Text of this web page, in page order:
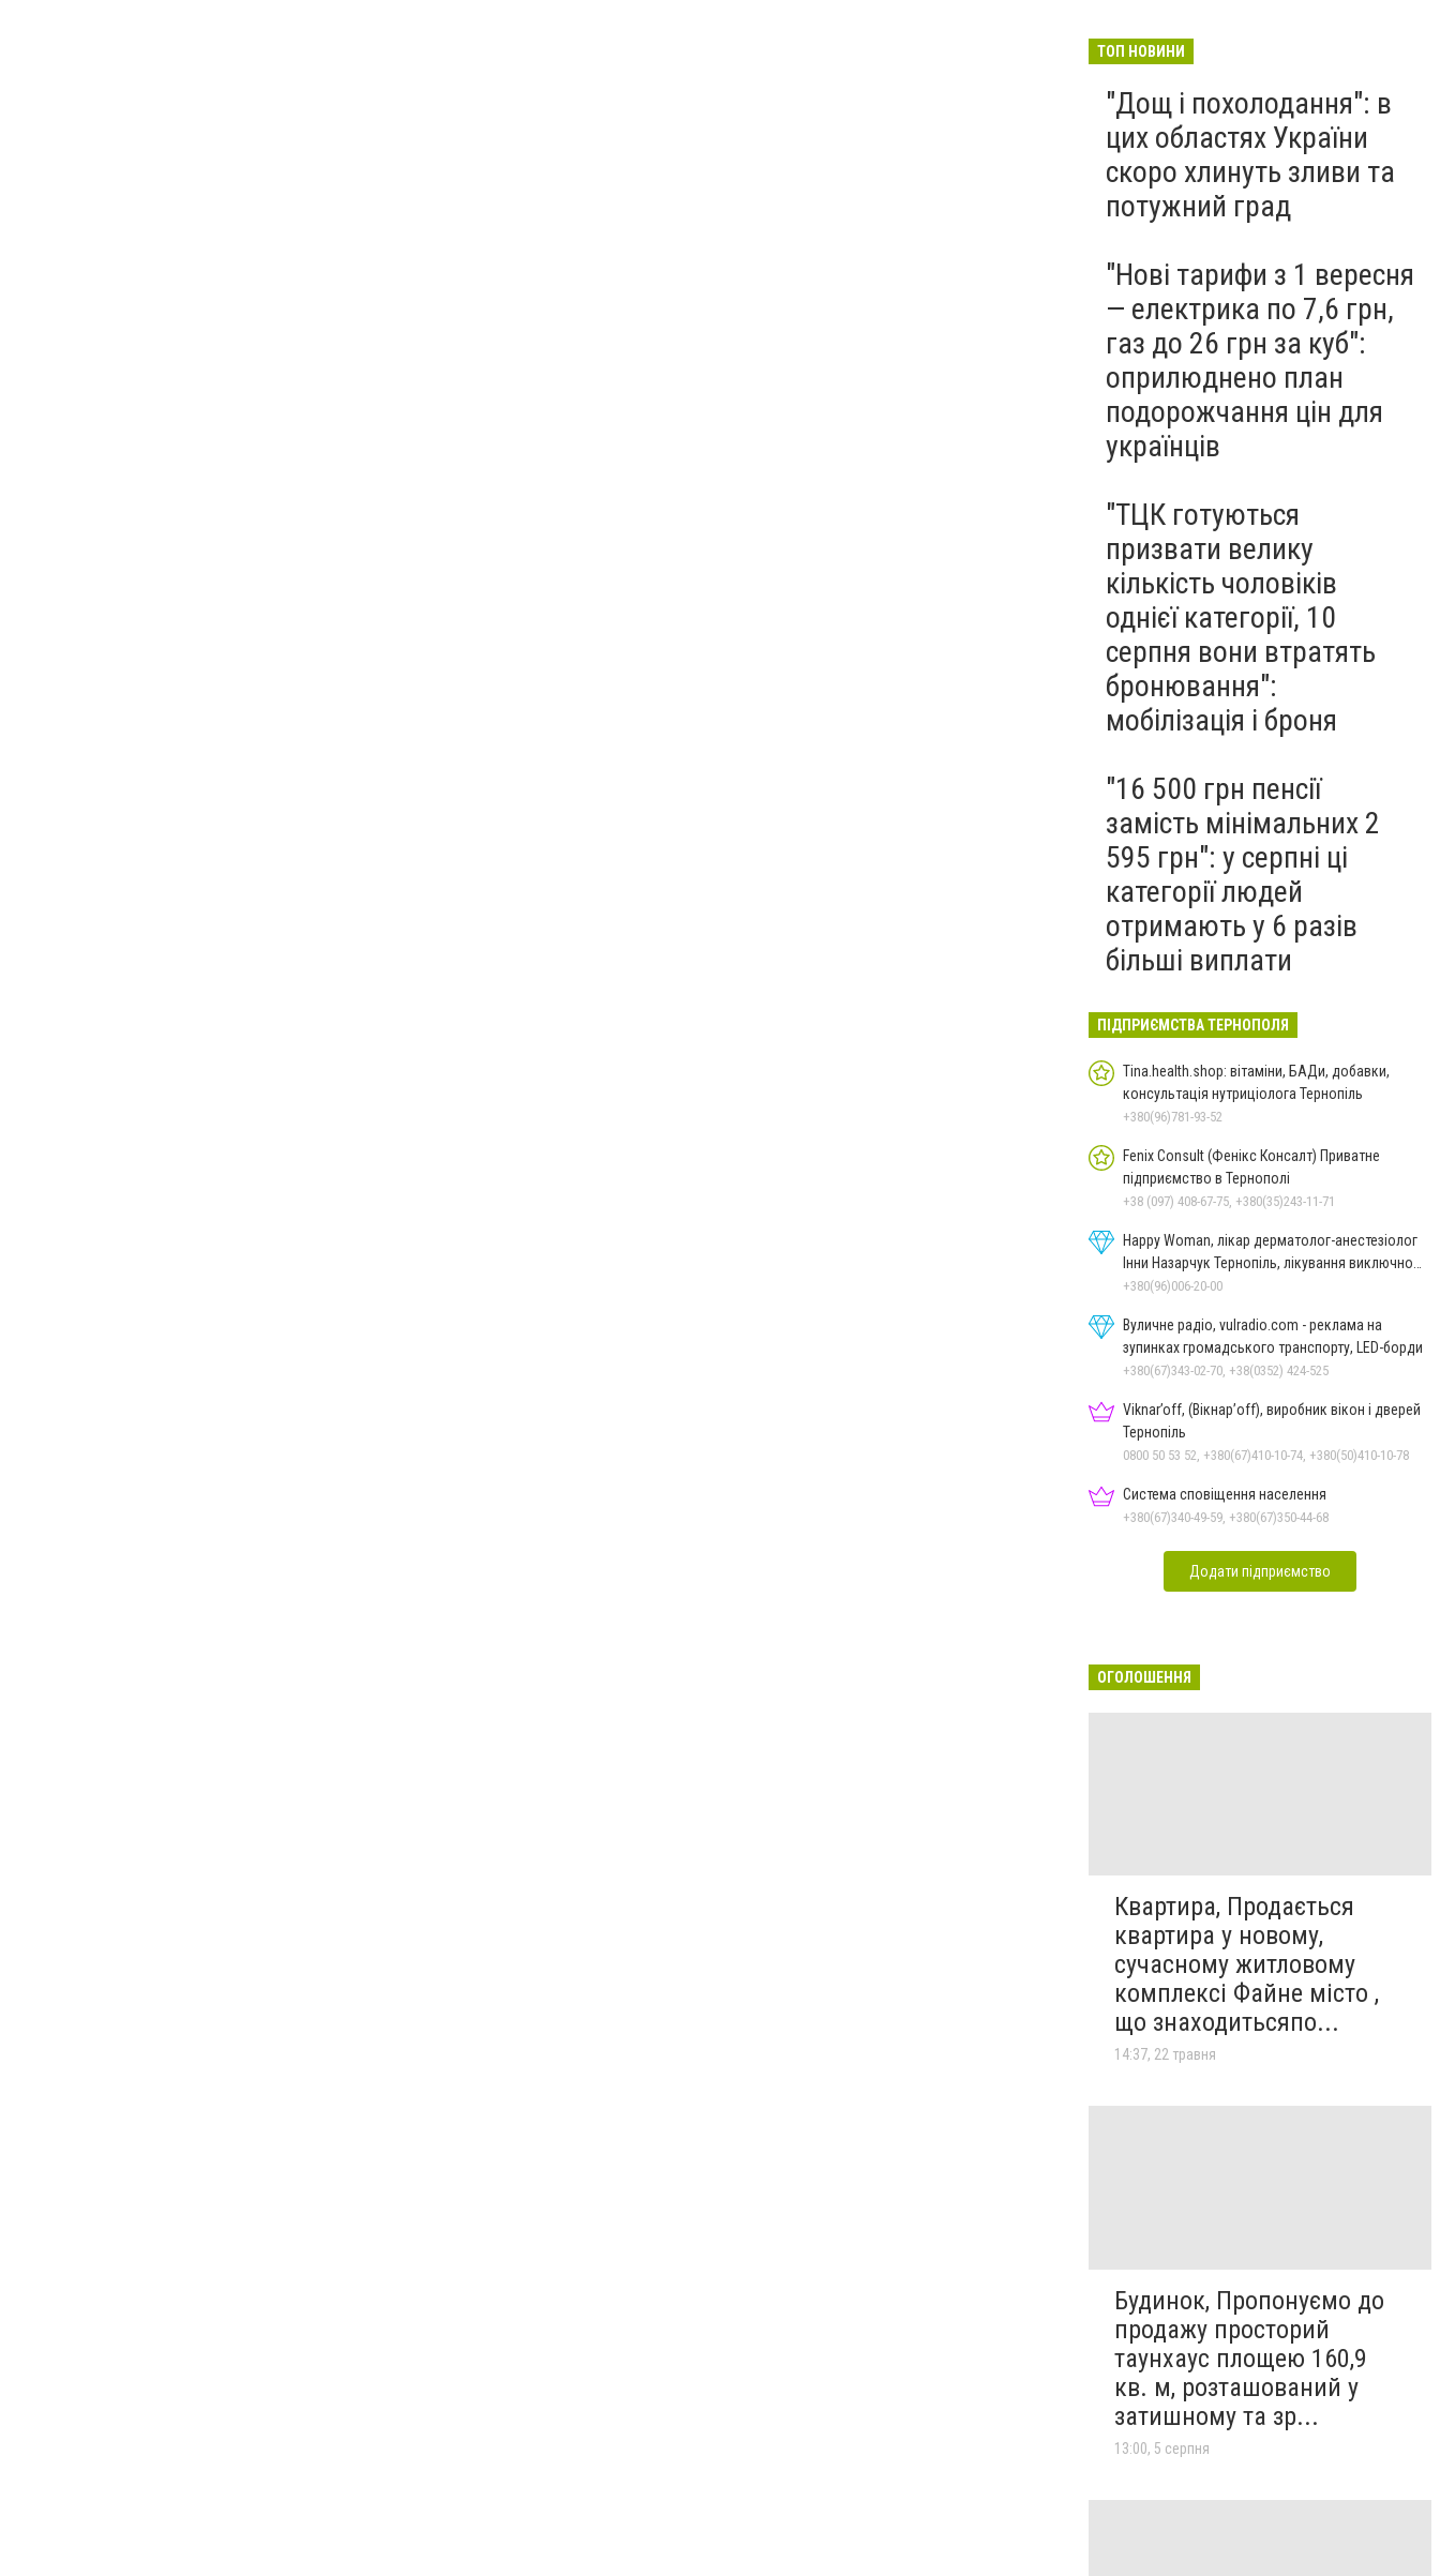
ТОП НОВИНИ
"Дощ і похолодання": в
цих областях України
скоро хлинуть зливи та
потужний град
"Нові тарифи з 1 вересня
— електрика по 7,6 грн,
газ до 26 грн за куб":
оприлюднено план
подорожчання цін для
українців
"ТЦК готуються
призвати велику
кількість чоловіків
однієї категорії, 10
серпня вони втратять
бронювання":
мобілізація і броня
"16 500 грн пенсії
замість мінімальних 2
595 грн": у серпні ці
категорії людей
отримають у 6 разів
більші виплати
ПІДПРИЄМСТВА ТЕРНОПОЛЯ
Tina.health.shop: вітаміни, БАДи, добавки,
консультація нутриціолога Тернопіль
+380(96)781-93-52
Fenix Consult (Фенікс Консалт) Приватне
підприємство в Тернополі
+38 (097) 408-67-75, +380(35)243-11-71
Happy Woman, лікар дерматолог-анестезіолог
Інни Назарчук Тернопіль, лікування виключно
важких станів
+380(96)006-20-00
Вуличне радіо, vulradio.com - реклама на
зупинках громадського транспорту, LED-борди
+380(67)343-02-70, +38(0352) 424-525
Viknar’off, (Вікнар’off), виробник вікон і дверей
Тернопіль
0800 50 53 52, +380(67)410-10-74, +380(50)410-10-78
Система сповіщення населення
+380(67)340-49-59, +380(67)350-44-68
Додати підприємство
ОГОЛОШЕННЯ
Квартира, Продається
квартира у новому,
сучасному житловому
комплексі Файне місто ,
що знаходитьсяпо...
14:37, 22 травня
Будинок, Пропонуємо до
продажу просторий
таунхаус площею 160,9
кв. м, розташований у
затишному та зр...
13:00, 5 серпня